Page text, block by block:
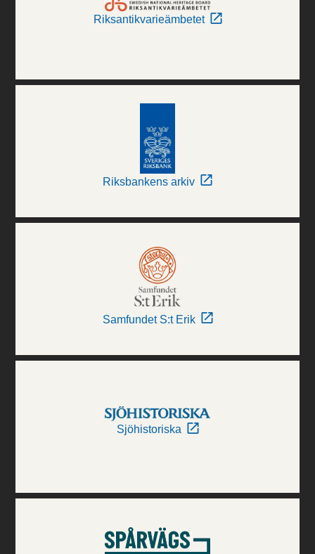
Riksantikvarieämbetet
Riksbankens arkiv
Samfundet S:t Erik
Sjöhistoriska